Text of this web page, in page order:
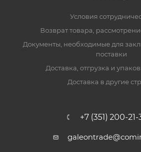
Условия
Возврат товара,
Документы, необходимые для
поставки
Доставка, отгрузка и
Доставка в другие
+7 (351) 200-21-